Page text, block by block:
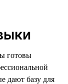
готовы
дают базу для